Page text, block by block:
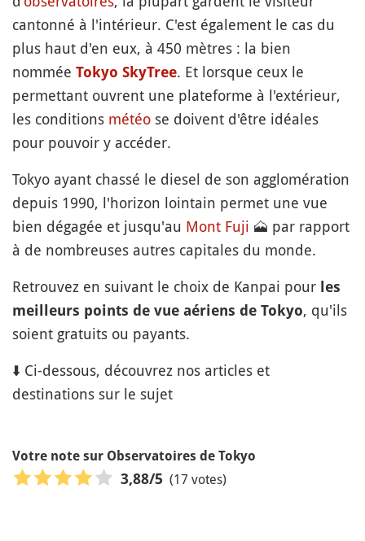
cantonné à l'intérieur. C'est également le cas du
plus haut d'en eux, à 450 mètres : la bien
nommée Tokyo SkyTree. Et lorsque ceux le
permettant ouvrent une plateforme à l'extérieur,
les conditions météo se doivent d'être idéales
pour pouvoir y accéder.
Tokyo ayant chassé le diesel de son agglomération
depuis 1990, l'horizon lointain permet une vue
bien dégagée et jusqu'au Mont Fuji 🗻 par rapport
à de nombreuses autres capitales du monde.
Retrouvez en suivant le choix de Kanpai pour les
meilleurs points de vue aériens de Tokyo, qu'ils
soient gratuits ou payants.
⬇️ Ci-dessous, découvrez nos articles et
destinations sur le sujet
Votre note sur Observatoires de Tokyo
3,88/5 (17 votes)